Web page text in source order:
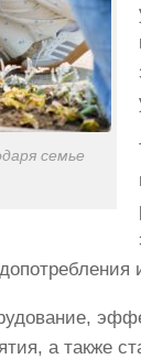
семье
а также